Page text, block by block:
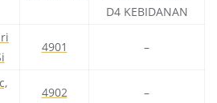
D4 KEBIDANAN
4901 –
4902 –